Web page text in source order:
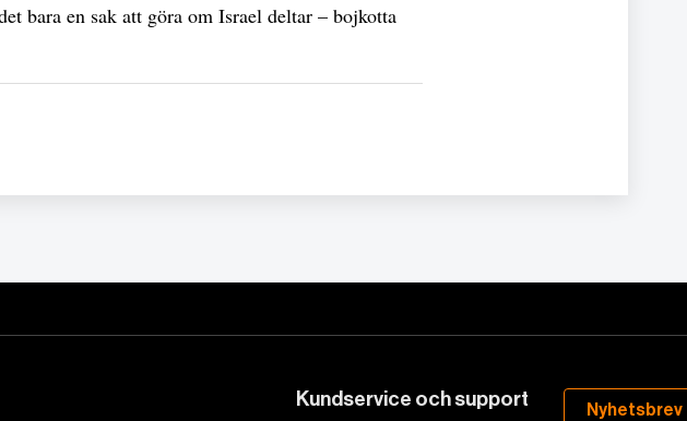
bara en sak att göra om Israel deltar – bojkotta
Kundservice och support Nyhetsbrev